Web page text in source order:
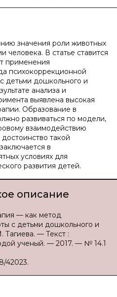
значения роли животных
человека. В статье ставится
применения
психокоррекционной
детьми дошкольного и
анализа и
выявлена высокая
Образование в
развиваться по модели,
взаимодействию
такой
в
условиях для
развития детей.
описание
— как метод
с детьми дошкольного и
Тагиева. — Текст :
ученый. — 2017. — № 14.1
42023.